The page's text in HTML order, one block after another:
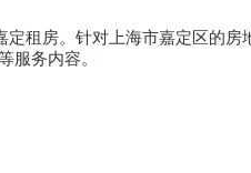
定租房。针对上海市嘉定区的
服务内容。